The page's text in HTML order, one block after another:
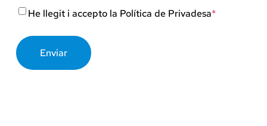
Consentimiento*
He llegit i accepto la Política de Privadesa*